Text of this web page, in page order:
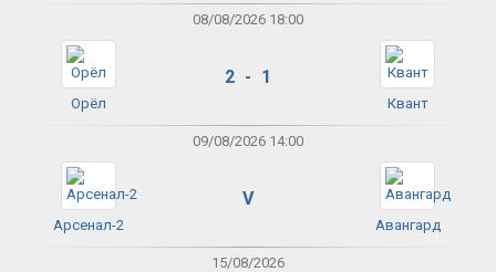
08/08/2026 18:00
Орёл
2 - 1
Квант
09/08/2026 14:00
Арсенал-2
V
Авангард
15/08/2026